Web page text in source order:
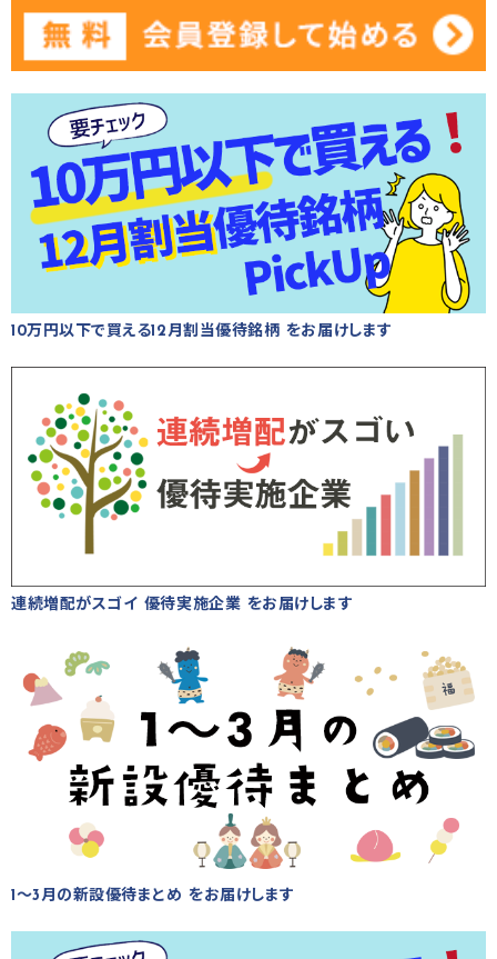
10万円以下で買える12月割当優待銘柄 をお届けします
連続増配がスゴイ 優待実施企業 をお届けします
1～3月の新設優待まとめ をお届けします